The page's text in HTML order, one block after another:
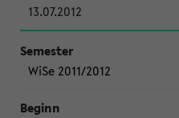
13.07.2012
WiSe 2011/2012